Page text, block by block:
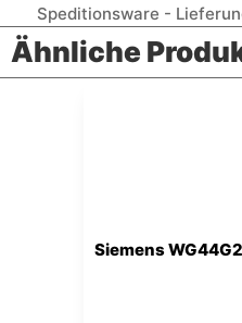
Speditionsware -
Ähnliche
Siemens